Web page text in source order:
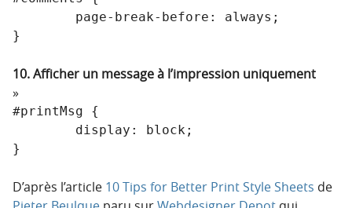
}
10. Afficher un message à l’impression uniquement
#printMsg {
}
D’après l’article 10 Tips for Better Print Style Sheets de